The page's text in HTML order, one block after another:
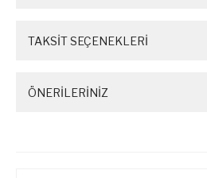
TAKSİT SEÇENEKLERİ
ÖNERİLERİNİZ